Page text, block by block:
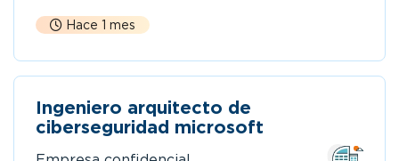
Hace 1 mes
Ingeniero arquitecto de
ciberseguridad microsoft